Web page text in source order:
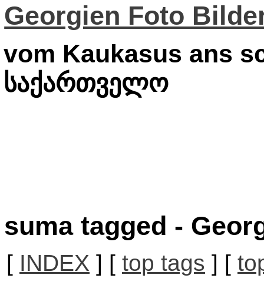
Georgien Foto
vom Kaukasus ans
საქართველო
suma tagged -
[ INDEX ] [ top tags ] [